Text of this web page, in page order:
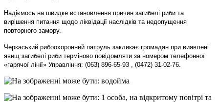
Надіємось на швидке встановлення причин загибелі риби та
вирішення питання щодо ліквідації наслідків та недопущення
повторного замору.
Черкаський рибоохоронний патруль закликає громадян при виявлені
явищ загибелі риби терміново повідомляти за номером телефонної
«гарячої лінії» Управління: (063) 896-65-93 , (0472) 31-02-76.